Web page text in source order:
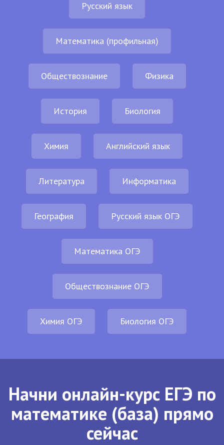
Русский язык
Математика (профильная)
Обществознание Физика
История Биология
Химия Английский язык
Литература Информатика
География Русский язык ОГЭ
Математика ОГЭ
Обществознание ОГЭ
Химия ОГЭ Биология ОГЭ
Начни онлайн-курс ЕГЭ по
математике (база) прямо
сейчас